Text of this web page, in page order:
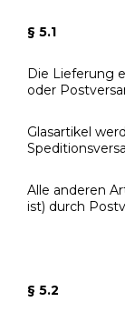
§ 5.1
Die Lieferung
oder
Glasartikel
Alle anderen
ist) durch
§ 5.2